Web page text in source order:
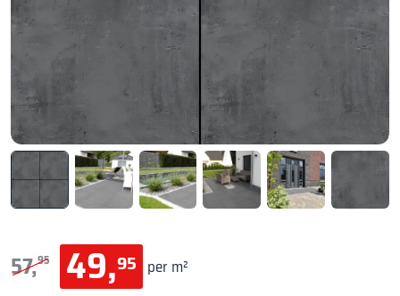
57,95 49,95 per m²